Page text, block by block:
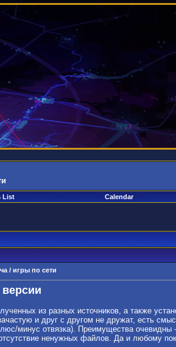
List Calendar
/ игры по сети
из разных источников, а также
и друг с другом не дружат, есть
минус отвязка). Преимущества очевидны
ненужных файлов. Да и любому